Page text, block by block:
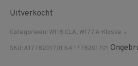
Uitverkocht
Categorieën: W118 CLA, W177 A-Klasse
SKU:A1778201701 64 1778201701